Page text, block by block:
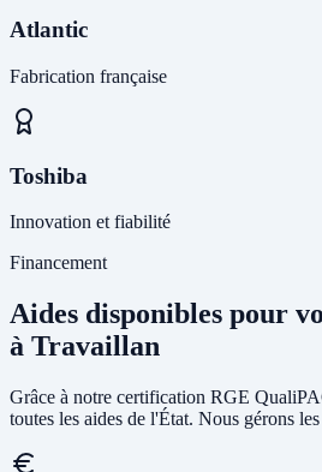
Atlantic
Fabrication française
Toshiba
Innovation et fiabilité
Financement
Aides disponibles pour
à Travaillan
Grâce à notre certification RGE
toutes les aides de l'État. Nous gérons